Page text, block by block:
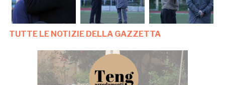
TUTTE LE NOTIZIE DELLA GAZZETTA